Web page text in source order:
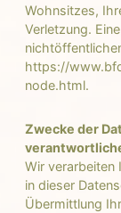
Wohnsitzes,
Verletzung.
https://
node.html.
Zwecke der
Wir verarbeiten
in dieser
Übermittlung